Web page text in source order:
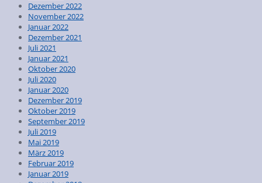
Dezember 2022
November 2022
Januar 2022
Dezember 2021
Juli 2021
Januar 2021
Oktober 2020
Juli 2020
Januar 2020
Dezember 2019
Oktober 2019
September 2019
Juli 2019
Mai 2019
März 2019
Februar 2019
Januar 2019